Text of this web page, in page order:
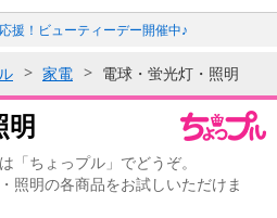
援！ビューティーデー開催中♪
家電 電球・蛍光灯・照明
明
「ちょっプル」でどうぞ。
照明の各商品をお試しいただけま